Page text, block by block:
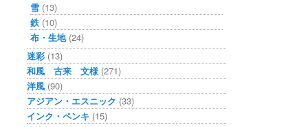
雪 (13)
鉄 (10)
布・生地(24)
迷彩 (13)
和風 古来 文様 (271)
洋風 (90)
アジアン・エスニック (33)
インク・ペンキ (15)